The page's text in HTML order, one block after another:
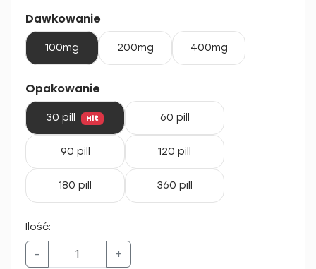
Dawkowanie
100mg 200mg 400mg
Opakowanie
30 pill Hit 60 pill
90 pill 120 pill
180 pill 360 pill
Ilość:
- +